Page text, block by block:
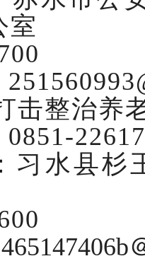
室
击整治养
0851-
习水县杉
465147406b